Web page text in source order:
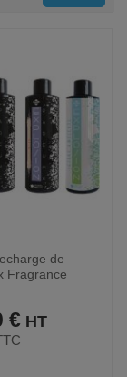
de
Fragrance
€